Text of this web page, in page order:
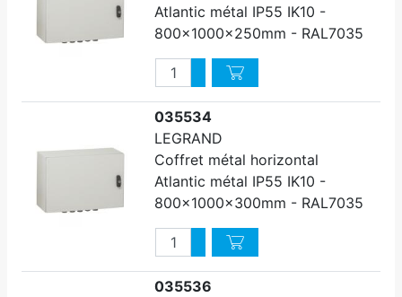
Atlantic métal IP55 IK10 -
800x1000x250mm - RAL7035
QuantitéAugmenter quantité
Diminuer quantité
035534
LEGRAND
Coffret métal horizontal
Atlantic métal IP55 IK10 -
800x1000x300mm - RAL7035
QuantitéAugmenter quantité
Diminuer quantité
035536